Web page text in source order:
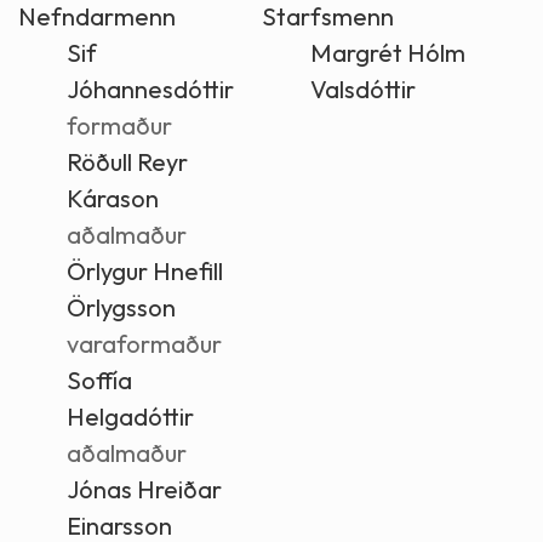
Nefndarmenn
Sif
Jóhannesdóttir
formaður
Röðull Reyr
Kárason
aðalmaður
Örlygur Hnefill
Örlygsson
varaformaður
Soffía
Helgadóttir
aðalmaður
Jónas Hreiðar
Einarsson
Starfsmenn
Margrét Hólm
Valsdóttir